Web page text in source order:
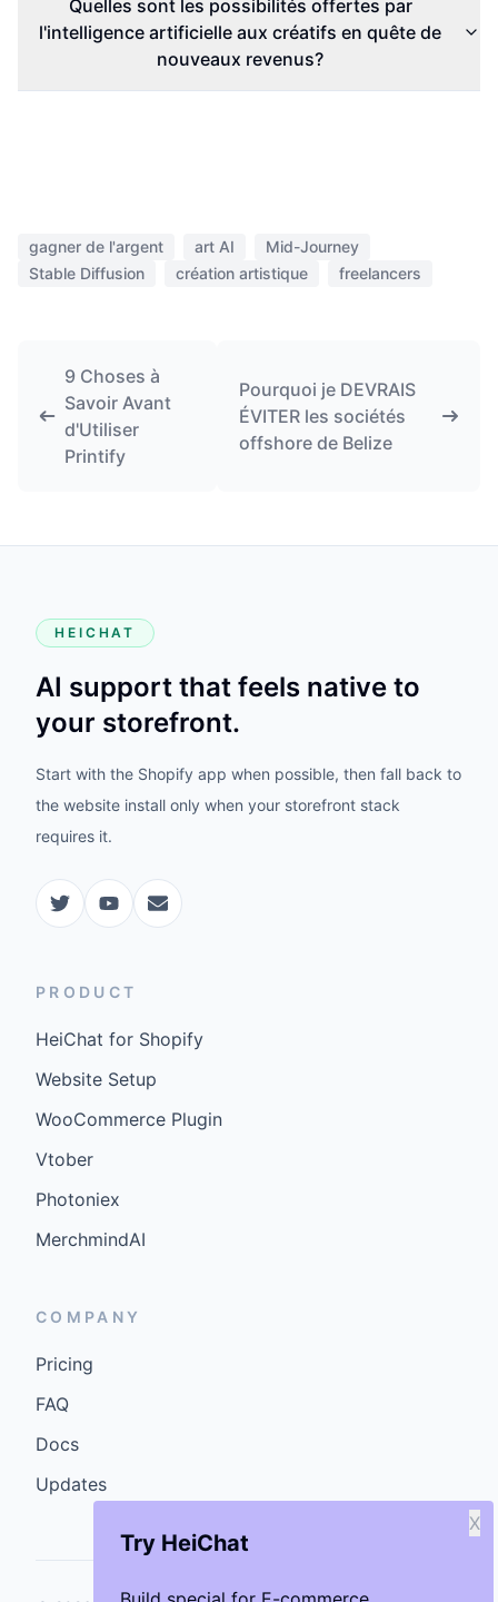
Quelles sont les possibilités offertes par
l'intelligence artificielle aux créatifs en quête de
nouveaux revenus?
Try HeiChat
X
gagner de l'argent art AI
Mid-Journey
Stable Diffusion
création artistique freelancers
9 Choses à
Savoir Avant
d'Utiliser
Printify
Pourquoi je DEVRAIS
ÉVITER les sociétés
offshore de Belize
HEICHAT
AI support that feels native to
your storefront.
Start with the Shopify app when possible, then fall back to
the website install only when your storefront stack
requires it.
PRODUCT
HeiChat for Shopify
Website Setup
WooCommerce Plugin
Vtober
Photoniex
MerchmindAI
COMPANY
Pricing
FAQ
Docs
Updates